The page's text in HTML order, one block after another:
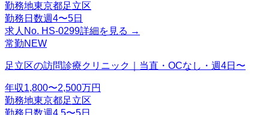
勤務地東京都足立区
勤務日数週4〜5日
求人No. HS-0299詳細を見る →
常勤NEW
足立区の訪問診療クリニック｜当直・OCなし・週4日〜
年収1,800〜2,500万円
勤務地東京都足立区